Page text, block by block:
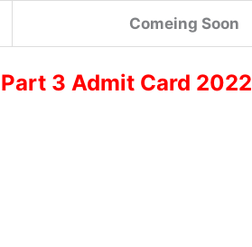
Comeing Soon
3 Admit Card 2022